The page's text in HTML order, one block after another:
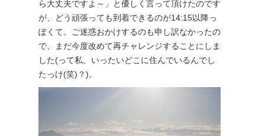
ら大丈夫ですよ～」と優しく言って頂けたのです
が、どう頑張っても到着できるのが14:15以降っ
ぽくて。ご迷惑おかけするのも申し訳なかったの
で、まだ今度改めて再チャレンジすることにしま
した(って私、いったいどこに住んでいるんでし
たっけ(笑)？)。